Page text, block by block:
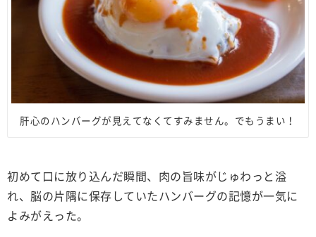
肝心のハンバーグが見えてなくてすみません。でもうまい！
初めて口に放り込んだ瞬間、肉の旨味がじゅわっと溢
れ、脳の片隅に保存していたハンバーグの記憶が一気に
よみがえった。